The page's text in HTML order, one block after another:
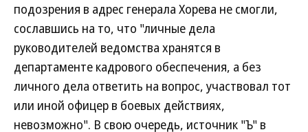
подозрения в адрес генерала Хорева не смогли,
сославшись на то, что "личные дела
руководителей ведомства хранятся в
департаменте кадрового обеспечения, а без
личного дела ответить на вопрос, участвовал тот
или иной офицер в боевых действиях,
невозможно". В свою очередь, источник "Ъ" в